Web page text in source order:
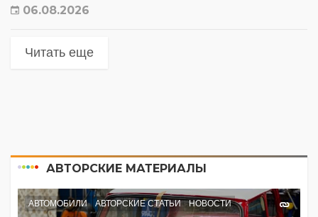
06.08.2026
Читать еще
АВТОРСКИЕ МАТЕРИАЛЫ
АВТОМОБИЛИ АВТОРСКИЕ СТАТЬИ НОВОСТИ